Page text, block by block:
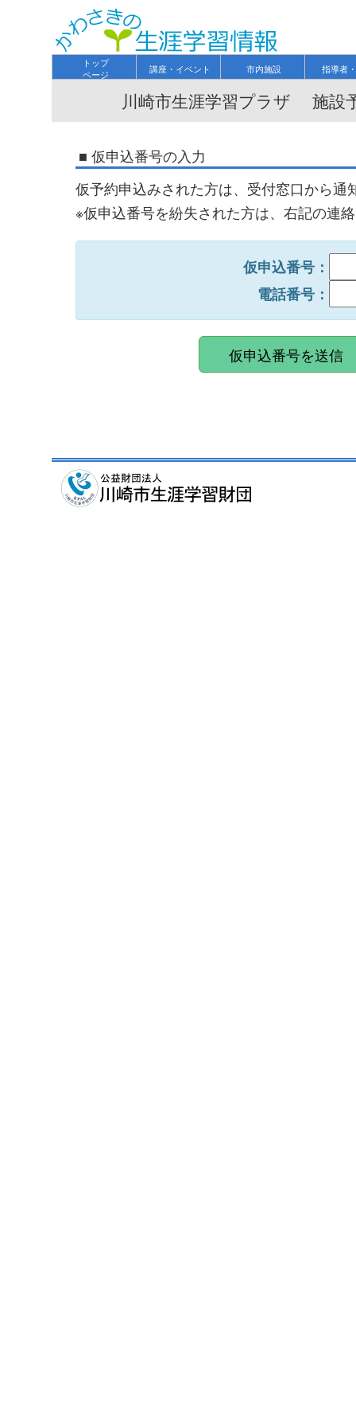
トップ
ページ
講座・イベント 市内施設 指導者
川崎市生涯学習プラザ 施設
■ 仮申込番号の入力
仮予約申込みされた方は、受付窓口から
※仮申込番号を紛失された方は、右記の連
仮申込番号：
電話番号：
仮申込番号を送信